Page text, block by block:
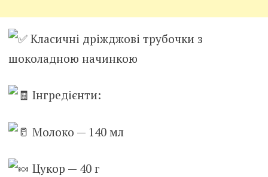
Класичні дріжджові трубочки з
шоколадною начинкою
Інгредієнти:
Молоко — 140 мл
Цукор — 40 г